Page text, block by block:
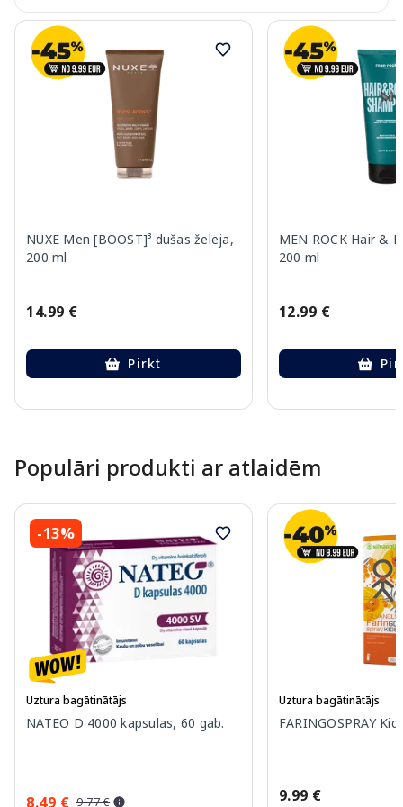
NUXE Men [BOOST]³ dušas želeja,
200 ml
14.99 €
Pirkt
MEN ROCK Hair &
200 ml
12.99 €
Populāri produkti ar atlaidēm
-13%
Uztura bagātinātājs
NATEO D 4000 kapsulas, 60 gab.
8.49 € 9.77 €
Uztura bagātinātājs
FARINGOSPRAY
9.99 €